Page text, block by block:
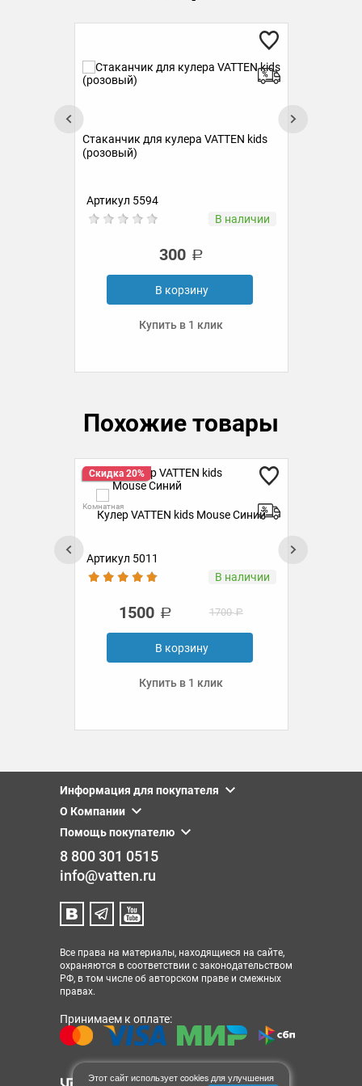
Стаканчик для кулера VATTEN kids
(розовый)
Артикул 5594
В наличии
300
В корзину
Купить в 1 клик
Похожие товары
Скидка 20%
Комнатная
Кулер VATTEN kids Mouse Синий
Артикул 5011
В наличии
1500 1700
В корзину
Купить в 1 клик
Информация для покупателя
О Компании
Помощь покупателю
8 800 301 0515
info@vatten.ru
Все права на материалы, находящиеся на сайте,
охраняются в соответствии с законодательством
РФ, в том числе об авторском праве и смежных
правах.
Принимаем к оплате:
© 2013-2026
Этот сайт использует cookies для улучшения